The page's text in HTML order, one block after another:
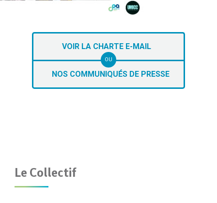
VOIR LA CHARTE E-MAIL
OU
NOS COMMUNIQUÉS DE PRESSE
Le Collectif